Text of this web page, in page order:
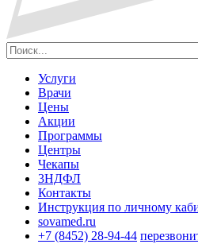
Услуги
Врачи
Цены
Акции
Программы
Центры
Чекапы
3НДФЛ
Контакты
Инструкция по личному
sovamed.ru
+7 (8452) 28-94-44